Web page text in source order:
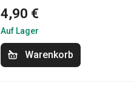
4,90 €
Auf Lager
Warenkorb